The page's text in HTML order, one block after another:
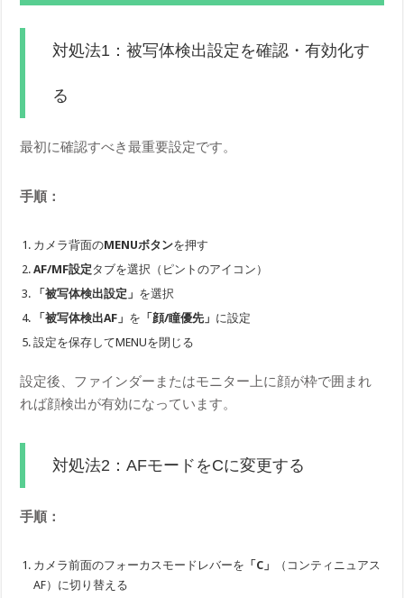
対処法1：被写体検出設定を確認・有効化す
る
最初に確認すべき最重要設定です。
手順：
カメラ背面のMENUボタンを押す
AF/MF設定タブを選択（ピントのアイコン）
「被写体検出設定」 を選択
「被写体検出AF」 を 「顔/瞳優先」 に設定
設定を保存してMENUを閉じる
設定後、ファインダーまたはモニター上に顔が枠で囲まれ
れば顔検出が有効になっています。
対処法2：AFモードをCに変更する
手順：
カメラ前面のフォーカスモードレバーを 「C」
（コンティニュアス
AF）に切り替える